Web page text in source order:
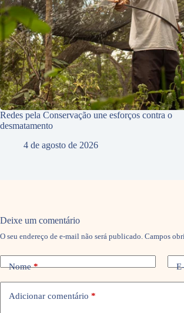
Redes pela Conservação une esforços contra o
desmatamento
4 de agosto de 2026
Deixe um comentário
O seu endereço de e-mail não será publicado. Campos
Nome*
Adicionar comentário *